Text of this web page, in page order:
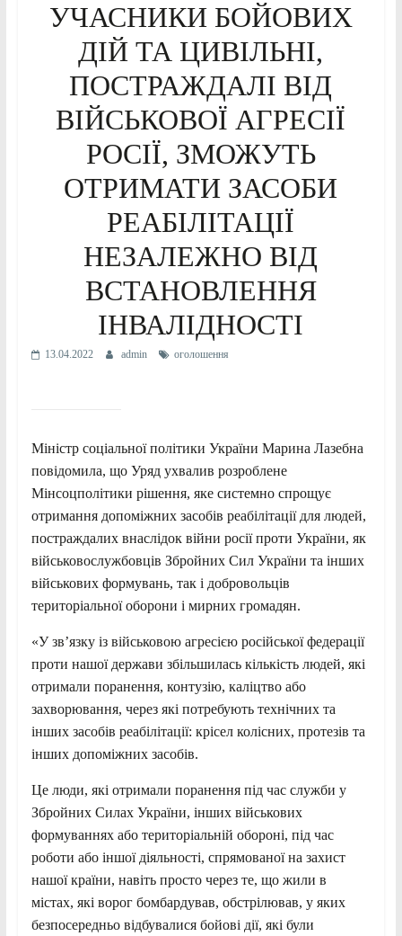
УЧАСНИКИ БОЙОВИХ
ДІЙ ТА ЦИВІЛЬНІ,
ПОСТРАЖДАЛІ ВІД
ВІЙСЬКОВОЇ АГРЕСІЇ
РОСІЇ, ЗМОЖУТЬ
ОТРИМАТИ ЗАСОБИ
РЕАБІЛІТАЦІЇ
НЕЗАЛЕЖНО ВІД
ВСТАНОВЛЕННЯ
ІНВАЛІДНОСТІ
13.04.2022 admin оголошення
Міністр соціальної політики України Марина Лазебна
повідомила, що Уряд ухвалив розроблене
Мінсоцполітики рішення, яке системно спрощує
отримання допоміжних засобів реабілітації для людей,
постраждалих внаслідок війни росії проти України, як
військовослужбовців Збройних Сил України та інших
військових формувань, так і добровольців
територіальної оборони і мирних громадян.
«У зв’язку із військовою агресією російської федерації
проти нашої держави збільшилась кількість людей, які
отримали поранення, контузію, каліцтво або
захворювання, через які потребують технічних та
інших засобів реабілітації: крісел колісних, протезів та
інших допоміжних засобів.
Це люди, які отримали поранення під час служби у
Збройних Силах України, інших військових
формуваннях або територіальній обороні, під час
роботи або іншої діяльності, спрямованої на захист
нашої країни, навіть просто через те, що жили в
містах, які ворог бомбардував, обстрілював, у яких
безпосередньо відбувалися бойові дії, які були